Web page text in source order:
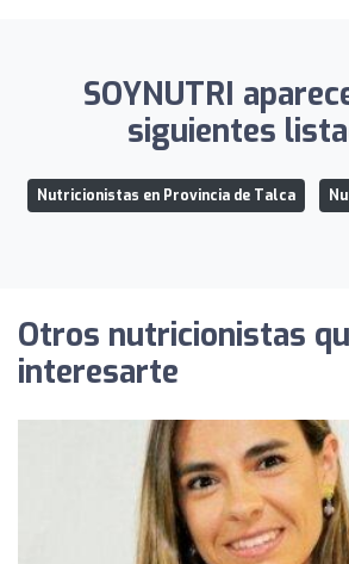
SOYNUTRI
siguientes
Nutricionistas en Provincia de Talca
Otros nutricionistas
interesarte